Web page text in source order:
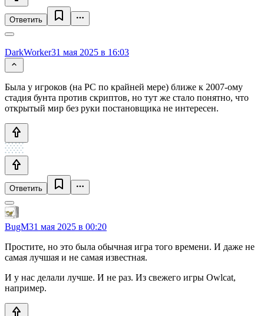
Ответить
DarkWorker31 мая 2025 в 16:03
Была у игроков (на PC по крайней мере) ближе к 2007-ому
стадия бунта против скриптов, но тут же стало понятно, что
открытый мир без руки постановщика не интересен.
Ответить
BugM31 мая 2025 в 00:20
Простите, но это была обычная игра того времени. И даже не
самая лучшая и не самая известная.
И у нас делали лучше. И не раз. Из свежего игры Owlcat,
например.